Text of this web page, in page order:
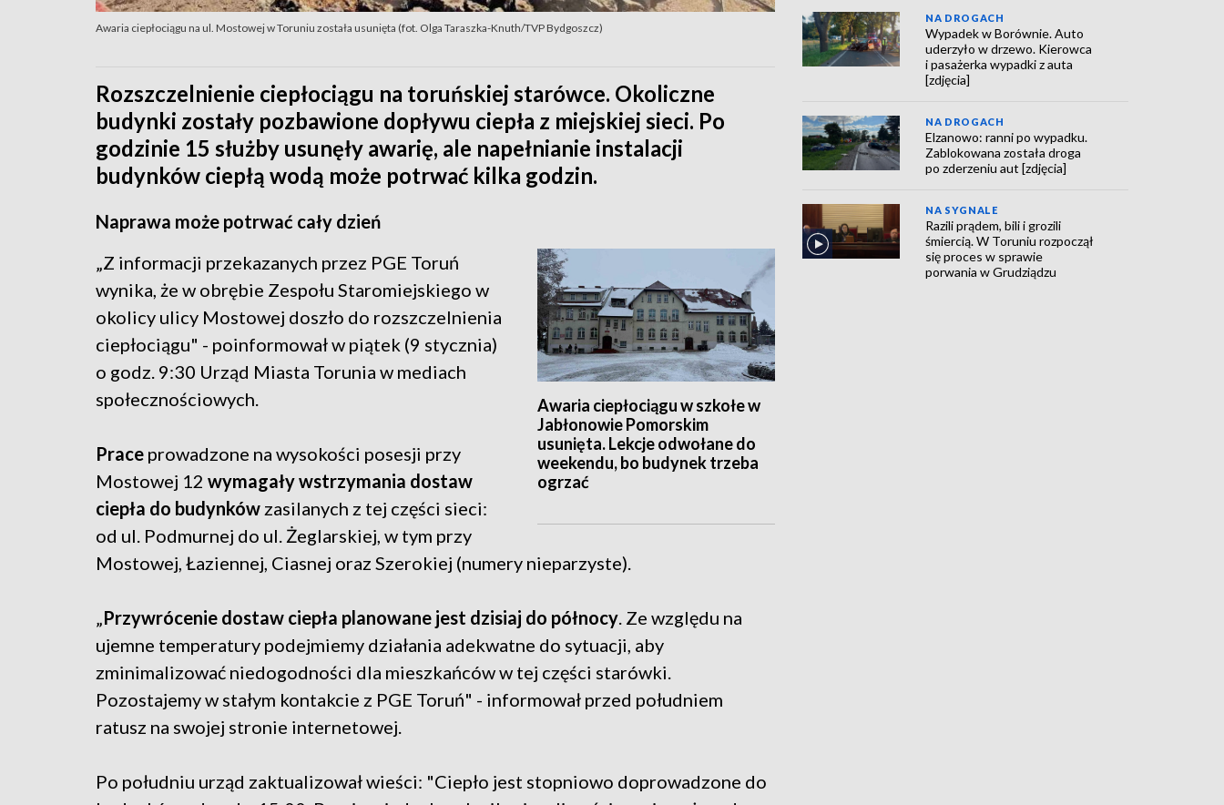
Awaria ciepłociągu na ul. Mostowej w Toruniu została usunięta (fot. Olga Taraszka-Knuth/TVP Bydgoszcz)
Rozszczelnienie ciepłociągu na toruńskiej starówce. Okoliczne
budynki zostały pozbawione dopływu ciepła z miejskiej sieci. Po
godzinie 15 służby usunęły awarię, ale napełnianie instalacji
budynków ciepłą wodą może potrwać kilka godzin.
Naprawa może potrwać cały dzień
Awaria ciepłociągu w szkołe w
Jabłonowie Pomorskim
usunięta. Lekcje odwołane do
weekendu, bo budynek trzeba
ogrzać
„Z informacji przekazanych przez PGE Toruń
wynika, że w obrębie Zespołu Staromiejskiego w
okolicy ulicy Mostowej doszło do rozszczelnienia
ciepłociągu" - poinformował w piątek (9 stycznia)
o godz. 9:30 Urząd Miasta Torunia w mediach
społecznościowych.
Prace prowadzone na wysokości posesji przy
Mostowej 12 wymagały wstrzymania dostaw
ciepła do budynków zasilanych z tej części sieci:
od ul. Podmurnej do ul. Żeglarskiej, w tym przy
Mostowej, Łaziennej, Ciasnej oraz Szerokiej (numery nieparzyste).
„ Przywrócenie dostaw ciepła planowane jest dzisiaj do północy . Ze względu na
ujemne temperatury podejmiemy działania adekwatne do sytuacji, aby
zminimalizować niedogodności dla mieszkańców w tej części starówki.
Pozostajemy w stałym kontakcie z PGE Toruń" - informował przed południem
ratusz na swojej stronie internetowej.
Po południu urząd zaktualizował wieści: "Ciepło jest stopniowo doprowadzone do
NA DROGACH
Wypadek w Borównie. Auto
uderzyło w drzewo. Kierowca
i pasażerka wypadki z auta
[zdjęcia]
NA DROGACH
Elzanowo: ranni po wypadku.
Zablokowana została droga
po zderzeniu aut [zdjęcia]
NA SYGNALE
Razili prądem, bili i grozili
śmiercią. W Toruniu rozpoczął
się proces w sprawie
porwania w Grudziądzu